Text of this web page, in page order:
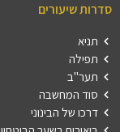
סדרות שיעורים
תניא
תפילה
תער"ב
סוד המחשבה
דרכו של הבינוני